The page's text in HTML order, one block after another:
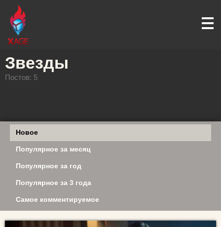
Звезды
Постов: 5
Новое
Популярное за месяц
Популярное за год
Популярное за 3 года
Самое комментируемое